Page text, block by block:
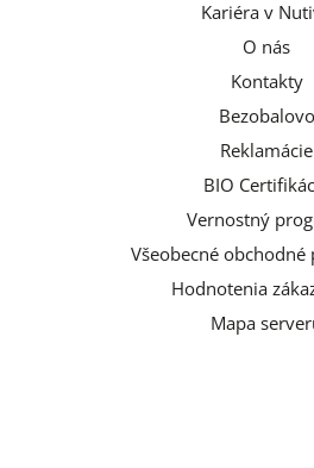
Kariéra v
O nás
Kontakty
Bezobalovo
Reklamácie
BIO
Vernostný
Všeobecné
Hodnotenia
Mapa